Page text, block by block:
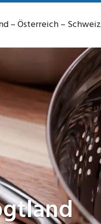
– Österreich – Schweiz